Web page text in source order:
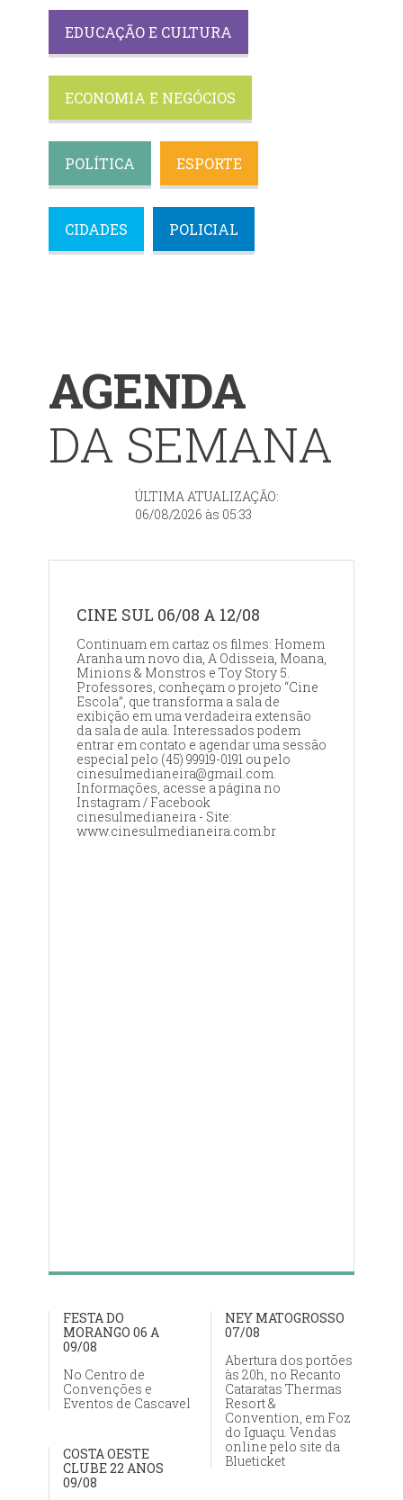
CIDADES POLICIAL
POLÍTICA ESPORTE
ECONOMIA E NEGÓCIOS
EDUCAÇÃO E CULTURA
AGENDA
DA SEMANA
ÚLTIMA ATUALIZAÇÃO:
06/08/2026 às 05:33
CINE SUL 06/08 A 12/08
Continuam em cartaz os filmes: Homem
Aranha um novo dia, A Odisseia, Moana,
Minions & Monstros e Toy Story 5.
Professores, conheçam o projeto “Cine
Escola”, que transforma a sala de
exibição em uma verdadeira extensão
da sala de aula. Interessados podem
entrar em contato e agendar uma sessão
especial pelo (45) 99919-0191 ou pelo
cinesulmedianeira@gmail.com.
Informações, acesse a página no
Instagram / Facebook
cinesulmedianeira - Site:
www.cinesulmedianeira.com.br
FESTA DO
MORANGO 06 A
09/08
No Centro de
Convenções e
Eventos de Cascavel
NEY MATOGROSSO
07/08
Abertura dos portões
às 20h, no Recanto
Cataratas Thermas
Resort &
Convention, em Foz
do Iguaçu. Vendas
online pelo site da
Blueticket
COSTA OESTE
CLUBE 22 ANOS
09/08